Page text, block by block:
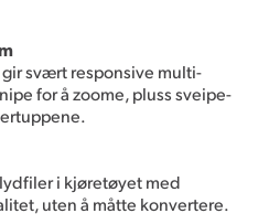
svært responsive multi-
for å zoome, pluss sveipe-
i kjøretøyet med
uten å måtte konvertere.